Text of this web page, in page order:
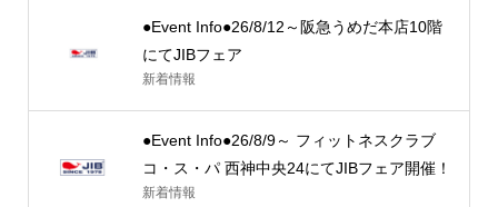
●Event Info●26/8/12～阪急うめだ本店10階
にてJIBフェア
新着情報
●Event Info●26/8/9～ フィットネスクラブ
コ・ス・パ 西神中央24にてJIBフェア開催！
新着情報